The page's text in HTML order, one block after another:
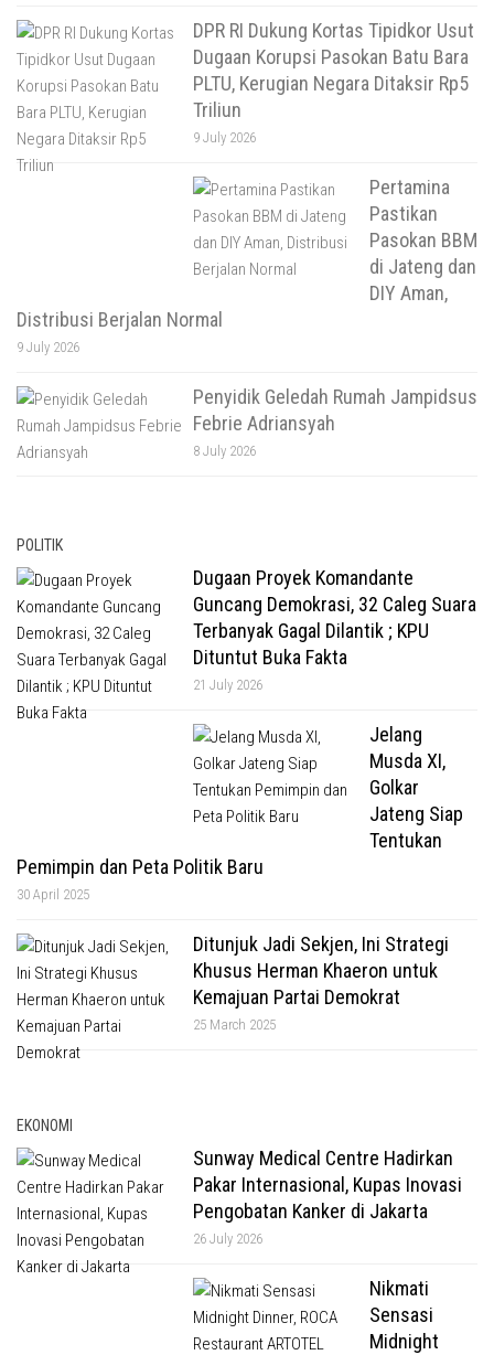
DPR RI Dukung Kortas Tipidkor Usut
Dugaan Korupsi Pasokan Batu Bara
PLTU, Kerugian Negara Ditaksir Rp5
Triliun
9 July 2026
Pertamina
Pastikan
Pasokan BBM
di Jateng dan
DIY Aman,
Distribusi Berjalan Normal
9 July 2026
Penyidik Geledah Rumah Jampidsus
Febrie Adriansyah
8 July 2026
POLITIK
Dugaan Proyek Komandante
Guncang Demokrasi, 32 Caleg Suara
Terbanyak Gagal Dilantik ; KPU
Dituntut Buka Fakta
21 July 2026
Jelang
Musda XI,
Golkar
Jateng Siap
Tentukan
Pemimpin dan Peta Politik Baru
30 April 2025
Ditunjuk Jadi Sekjen, Ini Strategi
Khusus Herman Khaeron untuk
Kemajuan Partai Demokrat
25 March 2025
EKONOMI
Sunway Medical Centre Hadirkan
Pakar Internasional, Kupas Inovasi
Pengobatan Kanker di Jakarta
26 July 2026
Nikmati
Sensasi
Midnight